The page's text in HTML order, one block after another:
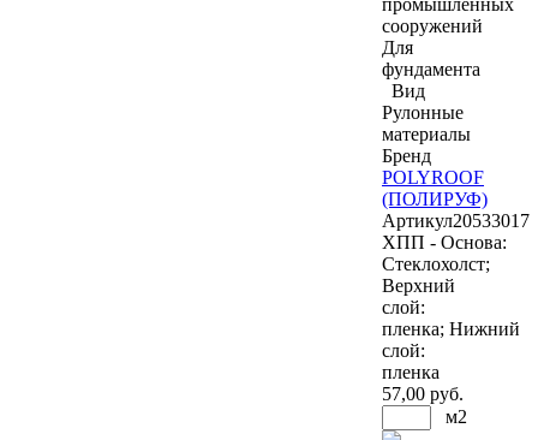
сооружений
Для
фундамента
Вид
Рулонные
материалы
Бренд
POLYROOF
(ПОЛИРУФ)
Артикул20533017
ХПП - Основа:
Стеклохолст;
Верхний
слой:
пленка; Нижний
слой:
пленка
57,00 руб.
м2